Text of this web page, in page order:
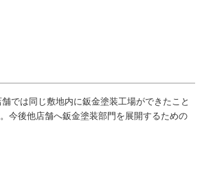
では同じ敷地内に鈑金塗装工場ができたこと
今後他店舗へ鈑金塗装部門を展開するための